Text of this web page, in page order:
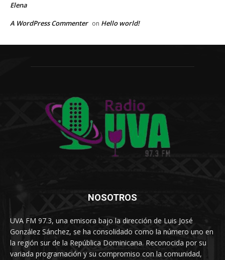
Elena
A WordPress Commenter on Hello world!
NOSOTROS
UVA FM 97.3, una emisora bajo la dirección de Luis José
González Sánchez, se ha consolidado como la número uno en
la región sur de la República Dominicana. Reconocida por su
variada programación y su compromiso con la comunidad,